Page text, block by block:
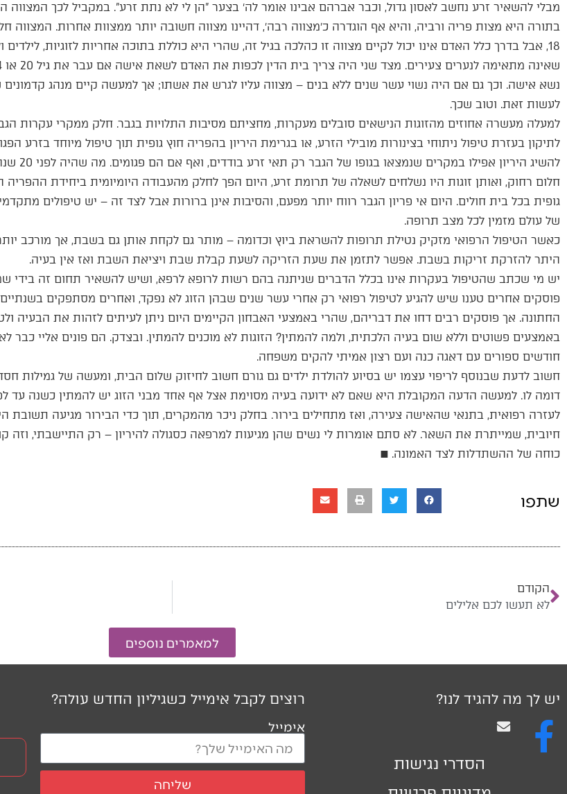
מבלי להשאיר זרע נחשב לאסון גדול, וכבר אברהם אבינו אומר לה׳ בצער "הן לי לא נתת זרע". במקביל לכך המצווה
בתורה היא מצות פריה ורביה, והיא אף הוגדרה כ׳מצווה רבה׳, דהיינו מצווה חשובה יותר ממצוות אחרות. המצווה
18, אבל בדרך כלל האדם אינו יכול לקיים מצווה זו כהלכה בגיל זה, שהרי היא כוללת בתוכה אחריות לזוגיות, לילדים
נשא אישה. וכך גם אם היה נשוי עשר שנים ללא בנים – מצווה עליו לגרש את אשתו; אך למעשה קיים מנהג
לעשות זאת. וטוב שכך.
למעלה מעשרה אחוזים מהזוגות הנישאים סובלים מעקרות, מחציתם מסיבות התלויות בגבר. חלק ממקרי עקרות
לתיקון בעזרת טיפול ניתוחי בצינורות מובילי הזרע, או בגרימת היריון בהפריה חוץ גופית תוך טיפול מיוחד בזרע
להשיג היריון אפילו במקרים
חלום רחוק, ואותן זוגות היו נשלחים לשאלה של תרומת זרע, היום הפך לחלק מהעבודה היומיומית ביחידת ההפריה
גופית בכל בית חולים. היום אי פריון הגבר רווח יותר מפעם, והסיבות אינן ברורות אבל לצד זה – יש טיפולים
של עולם מזמין לכל מצב תרופה.
כאשר הטיפול הרפואי מזקיק נטילת תרופות להשראת ביוץ וכדומה – מותר גם לקחת אותן גם בשבת, אך מורכב
היתר להזרקת זריקות בשבת. אפשר לתזמן את שעת הזריקה לשעת קבלת שבת ויציאת השבת ואז אין בעיה.
יש מי שכתב שהטיפול בעקרות אינו בכלל הדברים שניתנה בהם רשות לרופא לרפא, ושיש להשאיר תחום זה בידי
פוסקים אחרים טענו שיש להגיע לטיפול רפואי רק אחרי עשר שנים שבהן הזוג לא נפקד, ואחרים מסתפקים
החתונה. אך פוסקים רבים דחו את דבריהם, שהרי באמצעי האבחון הקיימים היום ניתן לעיתים לזהות את הבעיה
באמצעים פשוטים וללא שום בעיה הלכתית, ולמה להמתין? הזוגות לא מוכנים להמתין. ובצדק. הם פונים אליי כבר
חודשים ספורים עם דאגה כנה ועם רצון אמיתי להקים משפחה.
חשוב לדעת שבנוסף לריפוי עצמו יש בסיוע להולדת ילדים גם גורם חשוב לחיזוק שלום הבית, ומעשה של גמילות
דומה לו. למעשה הדעה המקובלת היא שאם לא ידועה בעיה מסוימת אצל אף אחד מבני הזוג יש להמתין כשנה עד
לעזרה רפואית, בתנאי שהאישה צעירה, ואז מתחילים בירור. בחלק ניכר מהמקרים, תוך כדי הבירור מגיעה תשובת
חיובית, שמייתרת את השאר. לא סתם אומרות לי נשים שהן מגיעות למרפאה כסגולה להיריון – רק התיישבתי, וזה
כוחה של ההשתדלות לצד האמונה. ■
שתפו
הקודם
לא תעשו לכם אלילים
למאמרים נוספים
יש לך מה להגיד לנו?
הסדרי נגישות
רוצים לקבל אימייל כשגיליון החדש עולה?
אימייל
שליחה